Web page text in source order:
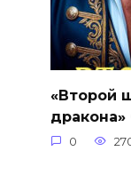
«Второй
0